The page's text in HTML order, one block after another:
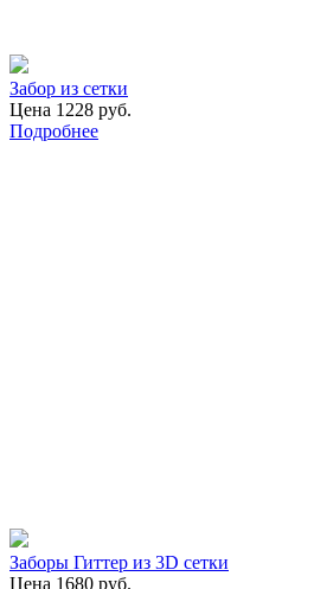
Забор из сетки
Цена 1228 руб.
Подробнее
Заборы Гиттер из 3D сетки
Цена 1680 руб.